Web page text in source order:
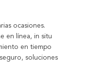
ocasiones.
en línea, in situ
en tiempo
soluciones